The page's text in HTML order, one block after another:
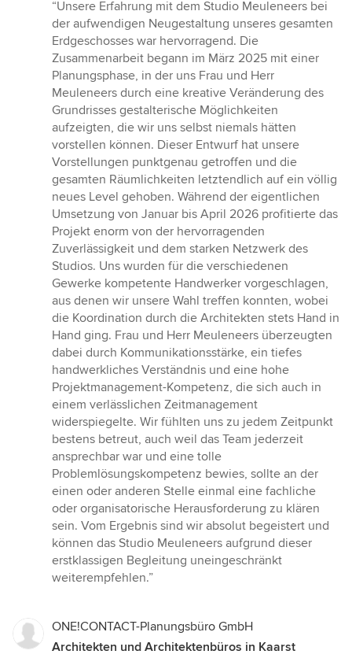
5
von
5
Sternen
“Unsere Erfahrung mit dem Studio Meuleneers bei
der aufwendigen Neugestaltung unseres gesamten
Erdgeschosses war hervorragend. Die
Zusammenarbeit begann im März 2025 mit einer
Planungsphase, in der uns Frau und Herr
Meuleneers durch eine kreative Veränderung des
Grundrisses gestalterische Möglichkeiten
aufzeigten, die wir uns selbst niemals hätten
vorstellen können. Dieser Entwurf hat unsere
Vorstellungen punktgenau getroffen und die
gesamten Räumlichkeiten letztendlich auf ein völlig
neues Level gehoben. Während der eigentlichen
Umsetzung von Januar bis April 2026 profitierte das
Projekt enorm von der hervorragenden
Zuverlässigkeit und dem starken Netzwerk des
Studios. Uns wurden für die verschiedenen
Gewerke kompetente Handwerker vorgeschlagen,
aus denen wir unsere Wahl treffen konnten, wobei
die Koordination durch die Architekten stets Hand in
Hand ging. Frau und Herr Meuleneers überzeugten
dabei durch Kommunikationsstärke, ein tiefes
handwerkliches Verständnis und eine hohe
Projektmanagement-Kompetenz, die sich auch in
einem verlässlichen Zeitmanagement
widerspiegelte. Wir fühlten uns zu jedem Zeitpunkt
bestens betreut, auch weil das Team jederzeit
ansprechbar war und eine tolle
Problemlösungskompetenz bewies, sollte an der
einen oder anderen Stelle einmal eine fachliche
oder organisatorische Herausforderung zu klären
sein. Vom Ergebnis sind wir absolut begeistert und
können das Studio Meuleneers aufgrund dieser
erstklassigen Begleitung uneingeschränkt
weiterempfehlen.”
ONE!CONTACT-Planungsbüro GmbH
Architekten und Architektenbüros in Kaarst